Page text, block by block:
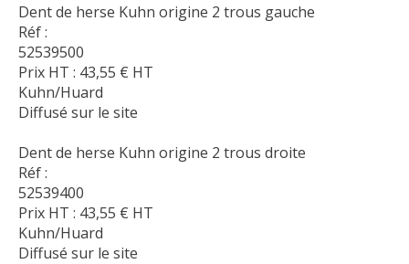
Dent de herse Kuhn origine 2 trous gauche
Réf :
52539500
Prix HT : 43,55 € HT
Kuhn/Huard
Diffusé sur le site
Dent de herse Kuhn origine 2 trous droite
Réf :
52539400
Prix HT : 43,55 € HT
Kuhn/Huard
Diffusé sur le site